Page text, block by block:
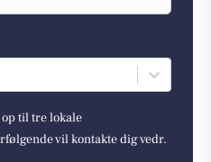
til tre lokale
vil kontakte dig vedr.